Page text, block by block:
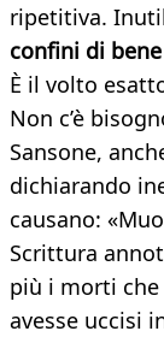
ripetitiva.
confini di
È il volto
Non c’è
Sansone,
dichiarando
causano:
Scrittura
più i morti
avesse uccisi